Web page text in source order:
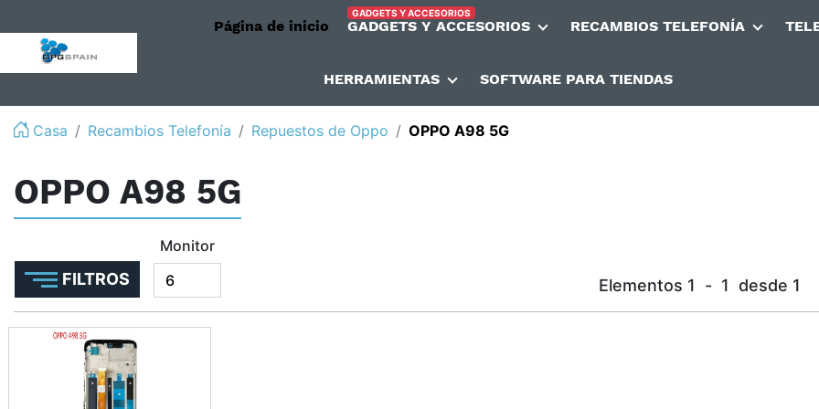
Página de inicio GADGETS Y ACCESORIOS
GADGETS Y ACCESORIOS
RECAMBIOS TELEFONÍA
HERRAMIENTAS SOFTWARE PARA TIENDAS
Casa Recambios Telefonía Repuestos de Oppo OPPO A98 5G
OPPO A98 5G
FILTROS Elementos 1 - 1 desde 1
Monitor